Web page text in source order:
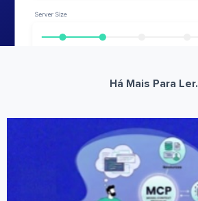
Há Mais Para Ler.